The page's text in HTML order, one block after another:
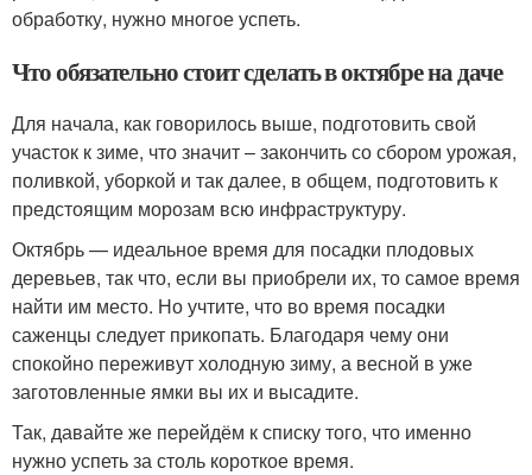
обработку, нужно многое успеть.
Что обязательно стоит сделать в октябре на даче
Для начала, как говорилось выше, подготовить свой
участок к зиме, что значит – закончить со сбором урожая,
поливкой, уборкой и так далее, в общем, подготовить к
предстоящим морозам всю инфраструктуру.
Октябрь — идеальное время для посадки плодовых
деревьев, так что, если вы приобрели их, то самое время
найти им место. Но учтите, что во время посадки
саженцы следует прикопать. Благодаря чему они
спокойно переживут холодную зиму, а весной в уже
заготовленные ямки вы их и высадите.
Так, давайте же перейдём к списку того, что именно
нужно успеть за столь короткое время.